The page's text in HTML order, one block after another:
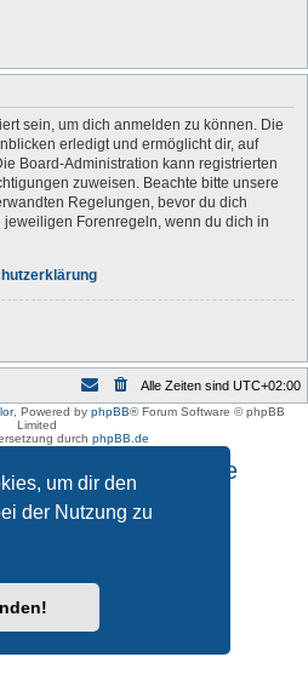
um dir den
der Nutzung zu
sein, um dich anmelden zu können. Die
erledigt und ermöglicht dir, auf
Board-Administration kann registrierten
zuweisen. Beachte bitte unsere
Regelungen, bevor du dich
Forenregeln, wenn du dich in
Alle Zeiten sind UTC+02:00
, Powered by phpBB® Forum Software © phpBB
Limited
durch phpBB.de
Datenschutzhinweise